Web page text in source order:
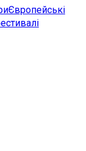
Європейські